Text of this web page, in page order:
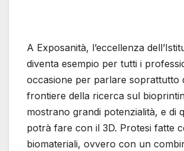
A Exposanità, l’eccellenza
diventa esempio per tutti i
occasione per parlare soprattutto
frontiere della ricerca sul
mostrano grandi potenzialità, e di
potrà fare con il 3D. Protesi fatte
biomateriali, ovvero con un